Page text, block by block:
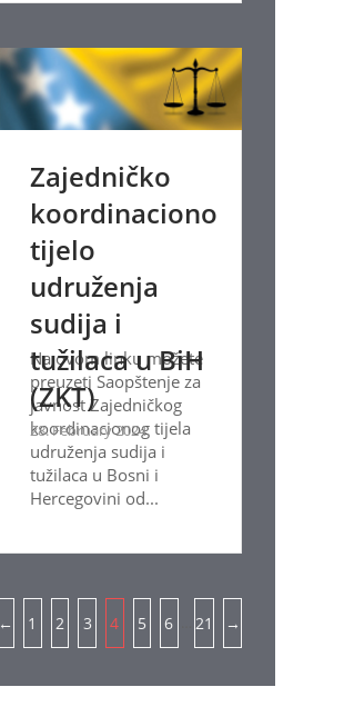
Zajedničko
koordinaciono
tijelo
udruženja
sudija i
tužilaca u BiH
(ZKT)
28. February 2024.
Na ovom linku možete
preuzeti Saopštenje za
javnost Zajedničkog
koordinacionog tijela
udruženja sudija i
tužilaca u Bosni i
Hercegovini od...
Pagination
← 1 2 3 4 5 6 21 →